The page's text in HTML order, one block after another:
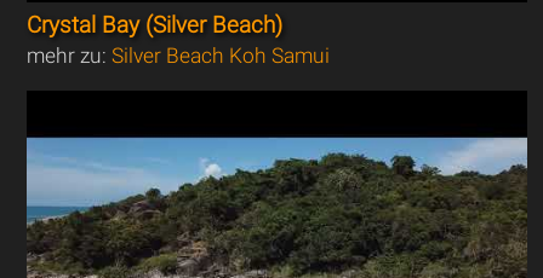
Crystal Bay (Silver Beach)
mehr zu:Silver Beach Koh Samui